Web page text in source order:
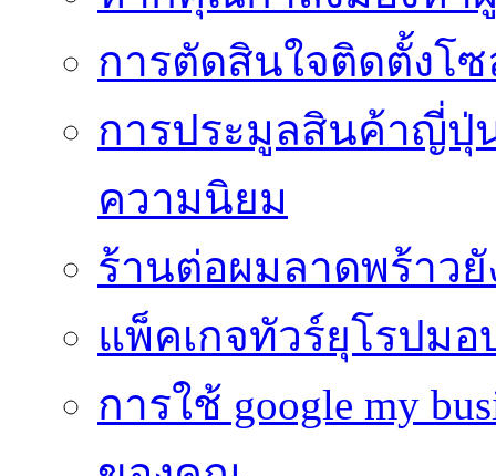
การตัดสินใจติดตั้งโซ
การประมูลสินค้าญี่ปุ่
ความนิยม
ร้านต่อผมลาดพร้าว
แพ็คเกจทัวร์ยุโรปม
การใช้ google my